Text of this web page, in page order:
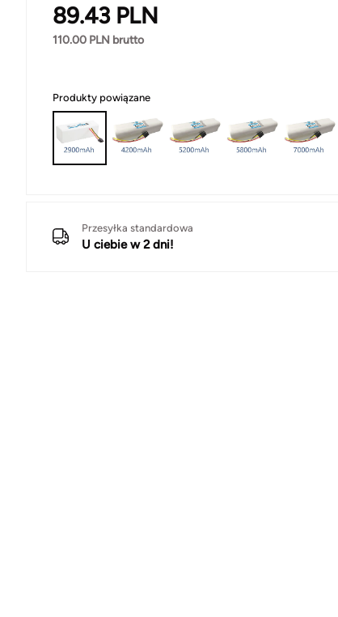
89.43PLN
110.00 PLN brutto
Produkty powiązane
Przesyłka standardowa
U ciebie w 2 dni!